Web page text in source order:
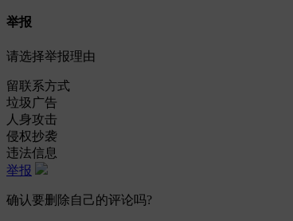
举报
请选择举报理由
留联系方式
垃圾广告
人身攻击
侵权抄袭
违法信息
举报
确认要删除自己的评论吗?